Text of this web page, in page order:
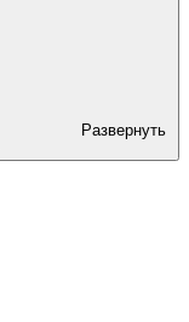
Развернуть